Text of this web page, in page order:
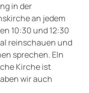
in der
an jedem
10:30 und 12:30
reinschauen und
sprechen. EIn
Kirche ist
wir auch